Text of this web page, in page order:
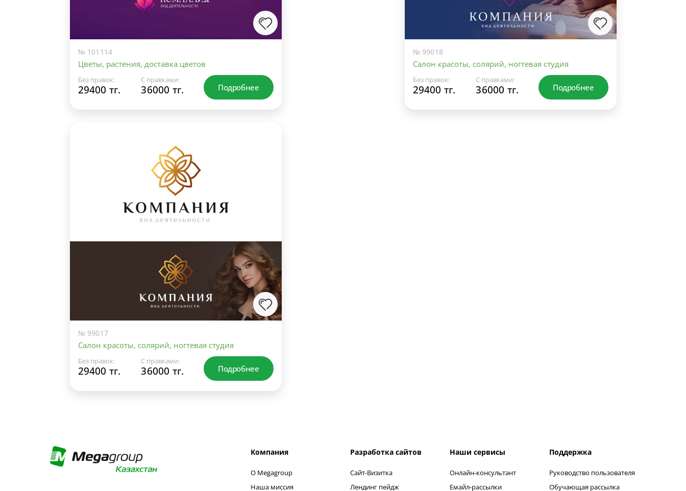
№ 101114
Цветы, растения, доставка цветов
Без правок:
29400 тг.
С правками:
36000 тг. Подробнее
№ 99018
Салон красоты, солярий, ногтевая студия
Без правок:
29400 тг.
С правками:
36000 тг. Подробнее
№ 99017
Салон красоты, солярий, ногтевая студия
Без правок:
29400 тг.
С правками:
36000 тг. Подробнее
Компания
О Megagroup
Наша миссия
Разработка сайтов
Сайт-Визитка
Лендинг пейдж
Наши сервисы
Онлайн-консультант
Емайл-рассылки
Поддержка
Руководство пользователя
Обучающая рассылка